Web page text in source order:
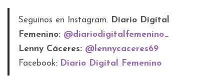
Seguinos en Instagram.Diario Digital
Femenino: @diariodigitalfemenino_
Lenny Cáceres: @lennycaceres69
Facebook: Diario Digital Femenino